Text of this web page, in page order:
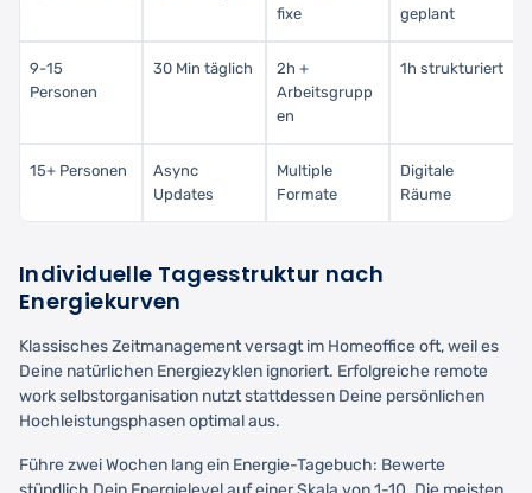
fixe
geplant
9-15
Personen
30 Min täglich
2h +
Arbeitsgrupp
en
1h strukturiert
15+ Personen
Async
Updates
Multiple
Formate
Digitale
Räume
Individuelle Tagesstruktur nach
Energiekurven
Klassisches Zeitmanagement versagt im Homeoffice oft, weil es
Deine natürlichen Energiezyklen ignoriert. Erfolgreiche remote
work selbstorganisation nutzt stattdessen Deine persönlichen
Hochleistungsphasen optimal aus.
Führe zwei Wochen lang ein Energie-Tagebuch: Bewerte